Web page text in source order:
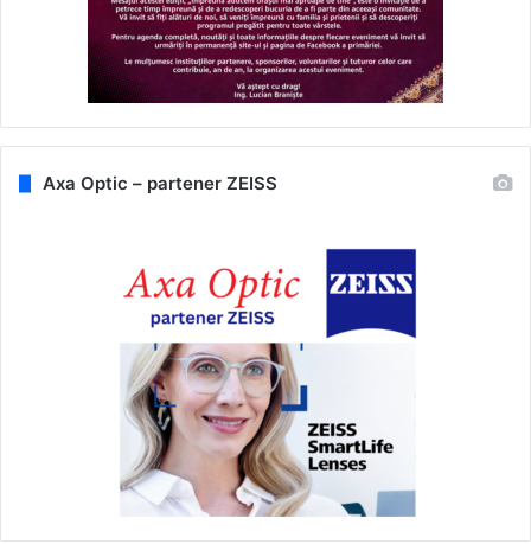
Axa Optic – partener ZEISS